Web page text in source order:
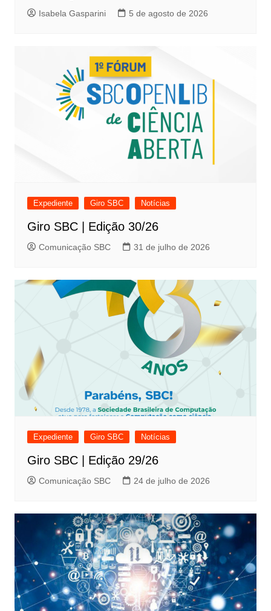
Isabela Gasparini 5 de agosto de 2026
Expediente Giro SBC Notícias
Giro SBC | Edição 30/26
Comunicação SBC 31 de julho de 2026
Expediente Giro SBC Notícias
Giro SBC | Edição 29/26
Comunicação SBC 24 de julho de 2026